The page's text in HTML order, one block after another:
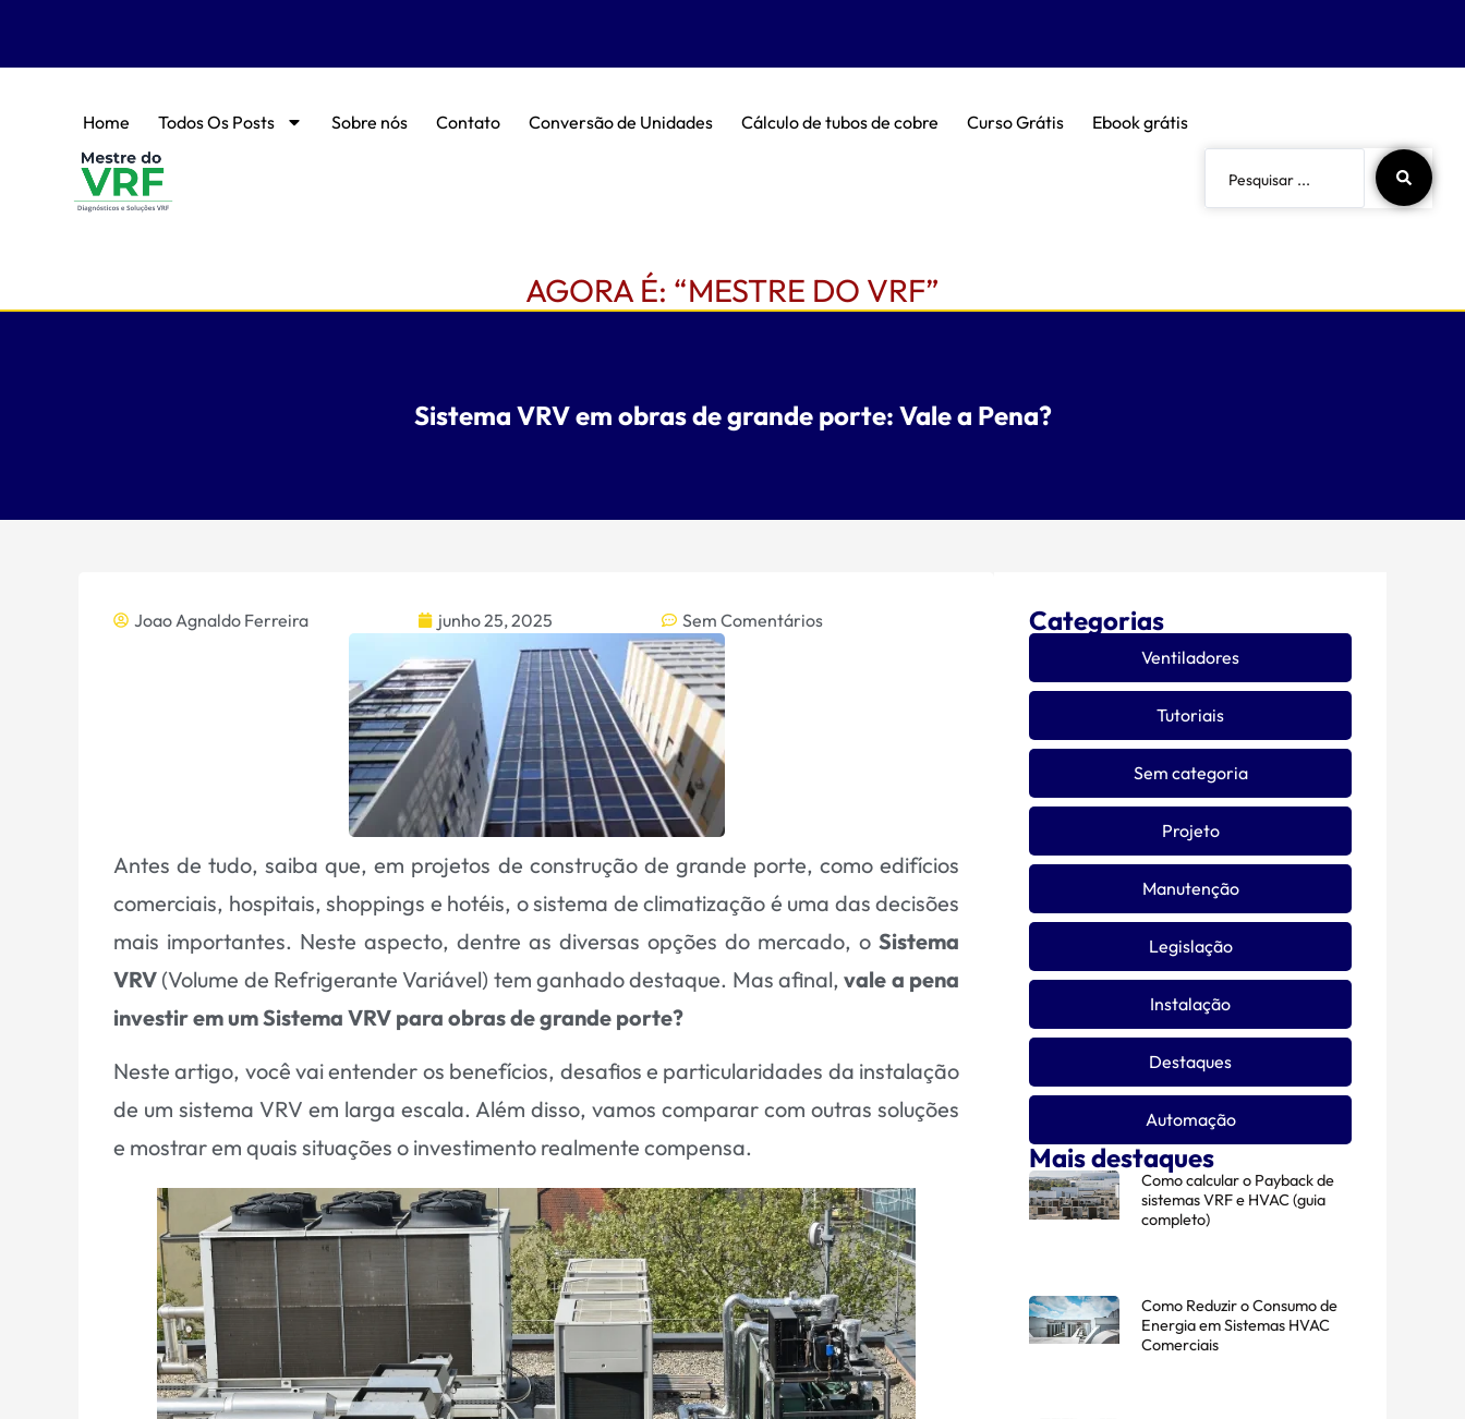
Home Todos Os Posts Sobre nós Contato Conversão de Unidades Cálculo de tubos de cobre Curso Grátis Ebook grátis
AGORA É: “MESTRE DO VRF”
Sistema VRV em obras de grande porte: Vale a Pena?
Joao Agnaldo Ferreira junho 25, 2025 Sem Comentários
Antes de tudo, saiba que, em projetos de construção de grande porte, como edifícios
comerciais, hospitais, shoppings e hotéis, o sistema de climatização é uma das decisões
mais importantes. Neste aspecto, dentre as diversas opções do mercado, o Sistema
VRV (Volume de Refrigerante Variável) tem ganhado destaque. Mas afinal,vale a pena
investir em um Sistema VRV para obras de grande porte?
Neste artigo, você vai entender os benefícios, desafios e particularidades da instalação
de um sistema VRV em larga escala. Além disso, vamos comparar com outras soluções
e mostrar em quais situações o investimento realmente compensa.
Categorias
Ventiladores
Tutoriais
Sem categoria
Projeto
Manutenção
Legislação
Instalação
Destaques
Automação
Mais destaques
Como calcular o Payback de
sistemas VRF e HVAC (guia
completo)
Como Reduzir o Consumo de
Energia em Sistemas HVAC
Comerciais